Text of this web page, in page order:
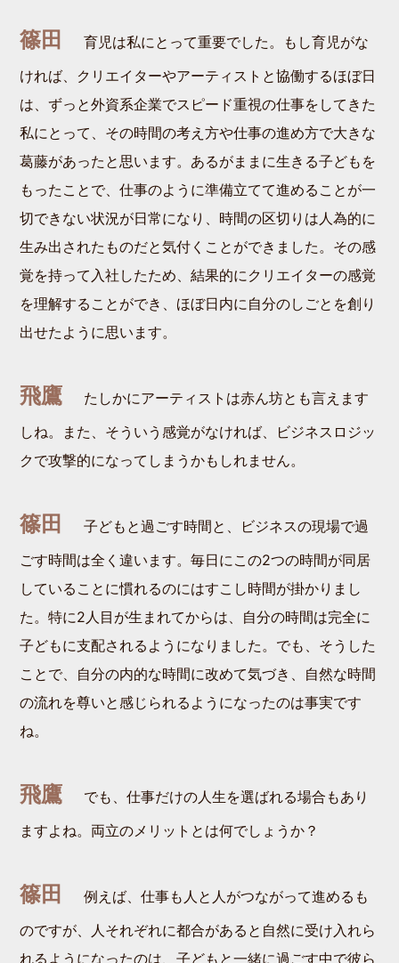
篠田育児は私にとって重要でした。もし育児がな
ければ、クリエイターやアーティストと協働するほぼ日
は、ずっと外資系企業でスピード重視の仕事をしてきた
私にとって、その時間の考え方や仕事の進め方で大きな
葛藤があったと思います。あるがままに生きる子どもを
もったことで、仕事のように準備立てて進めることが一
切できない状況が日常になり、時間の区切りは人為的に
生み出されたものだと気付くことができました。その感
覚を持って入社したため、結果的にクリエイターの感覚
を理解することができ、ほぼ日内に自分のしごとを創り
出せたように思います。
飛鷹
たしかにアーティストは赤ん坊とも言えます
しね。また、そういう感覚がなければ、ビジネスロジッ
クで攻撃的になってしまうかもしれません。
篠田子どもと過ごす時間と、ビジネスの現場で過
ごす時間は全く違います。毎日にこの2つの時間が同居
していることに慣れるのにはすこし時間が掛かりまし
た。特に2人目が生まれてからは、自分の時間は完全に
子どもに支配されるようになりました。でも、そうした
ことで、自分の内的な時間に改めて気づき、自然な時間
の流れを尊いと感じられるようになったのは事実です
ね。
飛鷹
でも、仕事だけの人生を選ばれる場合もあり
ますよね。両立のメリットとは何でしょうか？
篠田例えば、仕事も人と人がつながって進めるも
のですが、人それぞれに都合があると自然に受け入れら
れるようになったのは、子どもと一緒に過ごす中で彼ら